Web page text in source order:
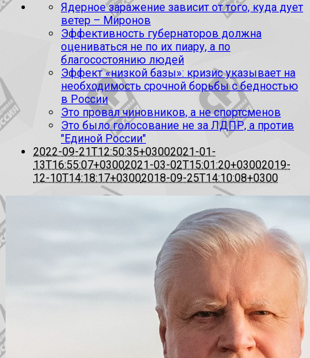
Ядерное заражение зависит от того, куда дует
ветер – Миронов
Эффективность губернаторов должна
оцениваться не по их пиару, а по
благосостоянию людей
Эффект «низкой базы»: кризис указывает на
необходимость срочной борьбы с бедностью
в России
Это провал чиновников, а не спортсменов
Это было голосование не за ЛДПР, а против
"Единой России"
2022-09-21T12:50:35+03002021-01-
13T16:55:07+03002021-03-02T15:01:20+03002019-
12-10T14:18:17+03002018-09-25T14:10:08+0300